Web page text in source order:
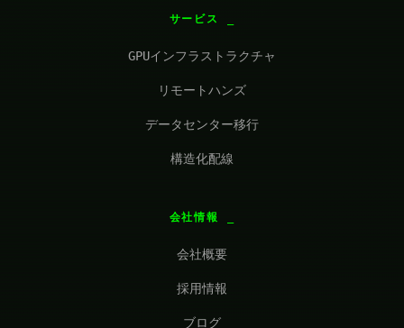
サービス
GPUインフラストラクチャ
リモートハンズ
データセンター移行
構造化配線
会社情報
会社概要
採用情報
ブログ